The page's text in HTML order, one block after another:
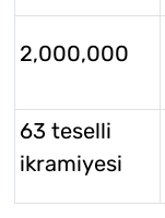
2,000,000
63 teselli
ikramiyesi